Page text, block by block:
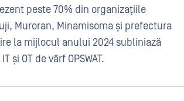
peste 70% din organizațiile
Muroran, Minamisoma și prefectura
la mijlocul anului 2024 subliniază
OT de vârf OPSWAT.